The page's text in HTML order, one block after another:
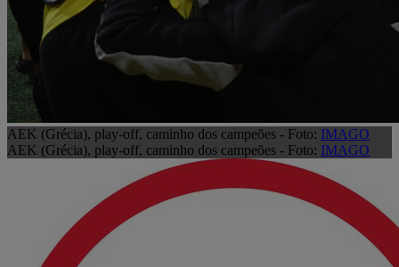
AEK (Grécia), play-off, caminho dos campeões - Foto: IMAGO
AEK (Grécia), play-off, caminho dos campeões - Foto: IMAGO